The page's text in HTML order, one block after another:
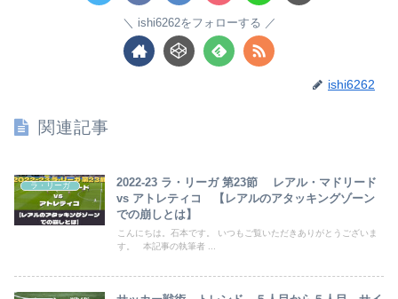
ishi6262をフォローする
ishi6262
関連記事
ラ・リーガ
2022-23 ラ・リーガ 第23節 レアル・マドリード
vs アトレティコ 【レアルのアタッキングゾーン
での崩しとは】
こんにちは。石本です。 いつもご覧いただきありがとうございま
す。 本記事の執筆者 ...